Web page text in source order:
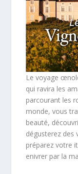
Le voyage
qui ravira les
parcourant les
monde, vous
beauté,
dégusterez des
préparez votre
enivrer par la